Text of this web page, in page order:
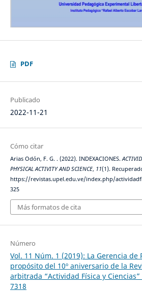
PDF
Publicado
2022-11-21
Cómo citar
Arias Odón, F. G. . (2022). INDEXACIONES.
PHYSICAL ACTIVITY AND SCIENCE, 11(1).
https://revistas.upel.edu.ve/index.php/
325
Más formatos de cita
Número
Vol. 11 Núm. 1 (2019): La Gerencia de
propósito del 10º aniversario de la
arbitrada “Actividad Física y
7318